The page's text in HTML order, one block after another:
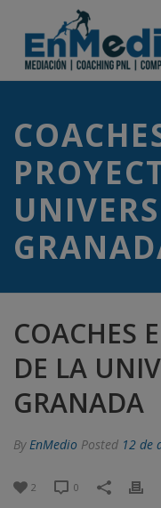
COACHES
DE LA
GRANADA
ByEnMedio Posted 12 de
2 0